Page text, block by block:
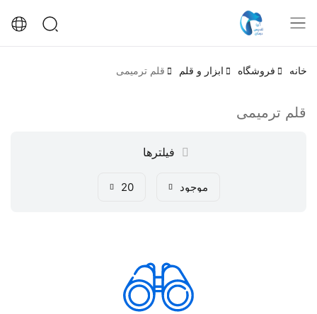
خانه فروشگاه ابزار و قلم قلم ترمیمی
قلم ترمیمی
فیلترها
موجود 20